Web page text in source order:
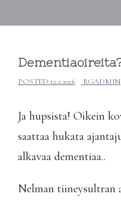
POSTED 12.2.2026 RGADMIN
Ja hupsista! Oikein
saattaa hukata
alkavaa dementiaa..
Nelman